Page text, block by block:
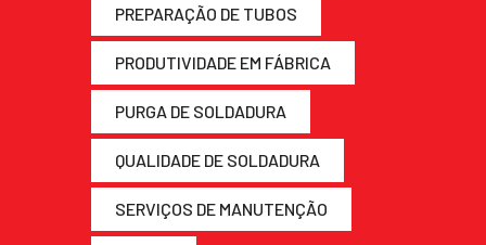
PREPARAÇÃO DE TUBOS
PRODUTIVIDADE EM FÁBRICA
PURGA DE SOLDADURA
QUALIDADE DE SOLDADURA
SERVIÇOS DE MANUTENÇÃO